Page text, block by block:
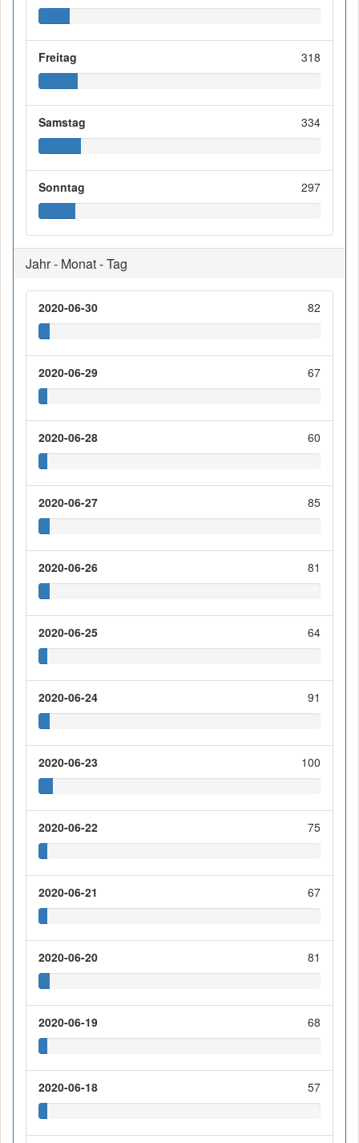
Freitag 318
Samstag 334
Sonntag 297
Jahr - Monat - Tag
2020-06-30 82
2020-06-29 67
2020-06-28 60
2020-06-27 85
2020-06-26 81
2020-06-25 64
2020-06-24 91
2020-06-23 100
2020-06-22 75
2020-06-21 67
2020-06-20 81
2020-06-19 68
2020-06-18 57